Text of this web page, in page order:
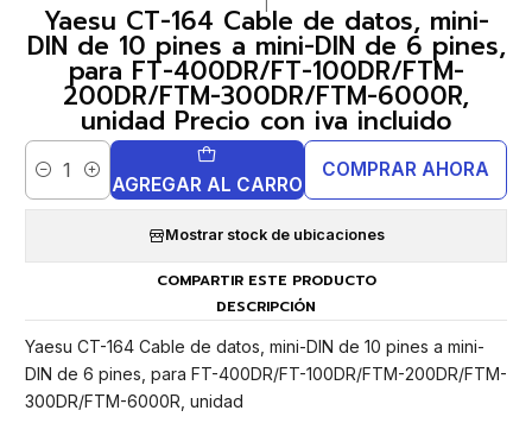
Yaesu CT-164 Cable de datos, mini-
DIN de 10 pines a mini-DIN de 6 pines,
para FT-400DR/FT-100DR/FTM-
200DR/FTM-300DR/FTM-6000R,
unidad Precio con iva incluido
Cantidad AGREGAR AL CARRO
COMPRAR AHORA
Mostrar stock de ubicaciones
COMPARTIR ESTE PRODUCTO
DESCRIPCIÓN
Yaesu CT-164 Cable de datos, mini-DIN de 10 pines a mini-
DIN de 6 pines, para FT-400DR/FT-100DR/FTM-200DR/FTM-
300DR/FTM-6000R, unidad